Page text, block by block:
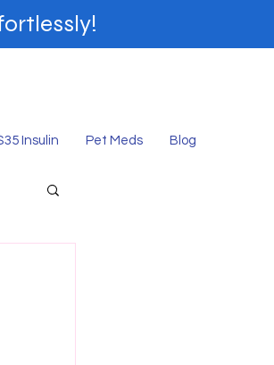
Insulin Pet Meds Blog